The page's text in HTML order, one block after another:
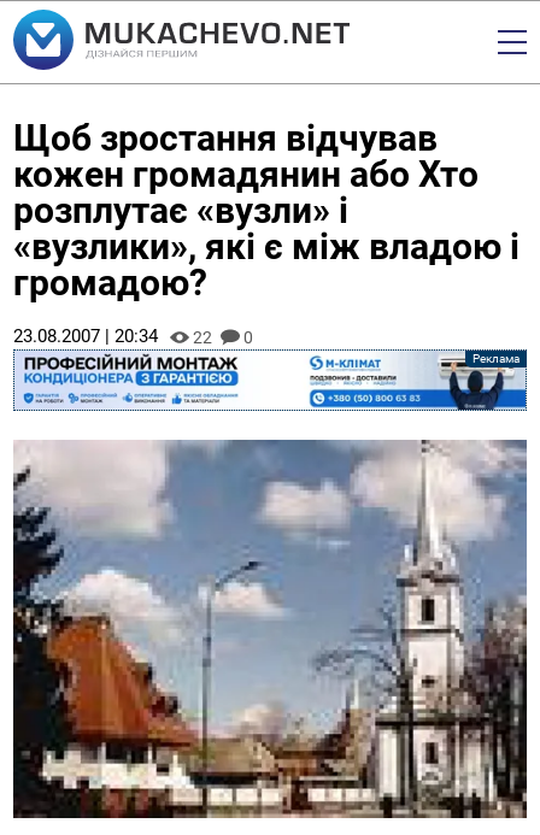
Щоб зростання відчував
кожен громадянин або Хто
розплутає «вузли» і
«вузлики», які є між владою і
громадою?
23.08.2007 | 20:34 22 0